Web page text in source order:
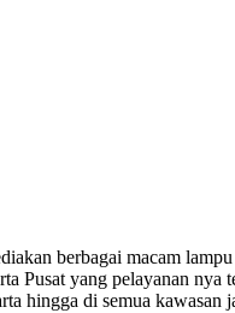
berbagai macam
yang pelayanan nya
hingga di semua kawasan